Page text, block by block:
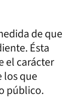
de que
Ésta
el carácter
que
público.